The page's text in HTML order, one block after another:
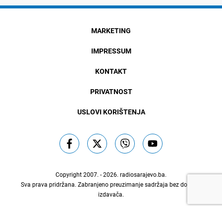
MARKETING
IMPRESSUM
KONTAKT
PRIVATNOST
USLOVI KORIŠTENJA
Copyright 2007. - 2026. radiosarajevo.ba.
Sva prava pridržana. Zabranjeno preuzimanje sadržaja bez dozvole
izdavača.